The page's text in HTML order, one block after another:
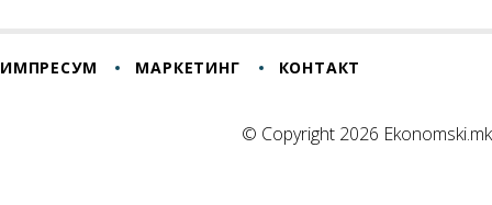
ИМПРЕСУМ МАРКЕТИНГ КОНТАКТ
© Copyright 2026 Ekonomski.mk